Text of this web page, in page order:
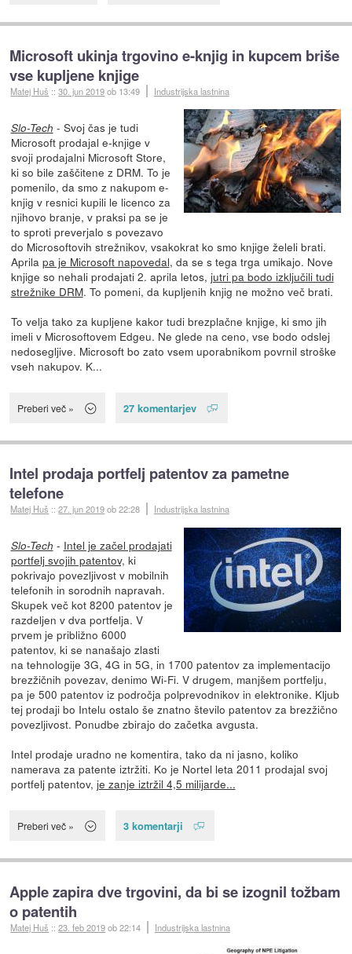
Microsoft ukinja trgovino e-knjig in kupcem briše
vse kupljene knjige
Matej Huš ::30. jun 2019ob 13:49 Industrijska lastnina
Slo-Tech - Svoj čas je tudi
Microsoft prodajal e-knjige v
svoji prodajalni Microsoft Store,
ki so bile zaščitene z DRM. To je
pomenilo, da smo z nakupom e-
knjig v resnici kupili le licenco za
njihovo branje, v praksi pa se je
to sproti preverjalo s povezavo
do Microsoftovih strežnikov, vsakokrat ko smo knjige želeli brati.
Aprila pa je Microsoft napovedal, da se s tega trga umikajo. Nove
knjige so nehali prodajati 2. aprila letos, jutri pa bodo izključili tudi
strežnike DRM. To pomeni, da kupljenih knjig ne možno več brati.
To velja tako za kupljene kakor tudi brezplačne knjige, ki smo jih
imeli v Microsoftovem Edgeu. Ne glede na ceno, vse bodo odslej
nedosegljive. Microsoft bo zato vsem uporabnikom povrnil stroške
vseh nakupov. K...
Preberi več » 27 komentarjev
Intel prodaja portfelj patentov za pametne
telefone
Matej Huš ::27. jun 2019ob 22:28 Industrijska lastnina
Slo-Tech - Intel je začel prodajati
portfelj svojih patentov, ki
pokrivajo povezljivost v mobilnih
telefonih in sorodnih napravah.
Skupek več kot 8200 patentov je
razdeljen v dva portfelja. V
prvem je približno 6000
patentov, ki se nanašajo zlasti
na tehnologije 3G, 4G in 5G, in 1700 patentov za implementacijo
brezžičnih povezav, denimo Wi-Fi. V drugem, manjšem portfelju,
pa je 500 patentov iz področja polprevodnikov in elektronike. Kljub
tej prodaji bo Intelu ostalo še znatno število patentov za brezžično
povezljivost. Ponudbe zbirajo do začetka avgusta.
Intel prodaje uradno ne komentira, tako da ni jasno, koliko
namerava za patente iztržiti. Ko je Nortel leta 2011 prodajal svoj
portfelj patentov, je zanje iztržil 4,5 milijarde...
Preberi več » 3 komentarji
Apple zapira dve trgovini, da bi se izognil tožbam
o patentih
Matej Huš ::23. feb 2019ob 22:14 Industrijska lastnina